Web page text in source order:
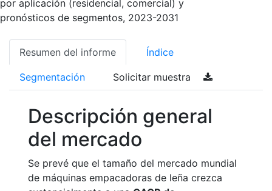
por aplicación (residencial, comercial) y
pronósticos de segmentos, 2023-2031
Resumen del informe Índice
Segmentación Solicitar muestra
Descripción general
del mercado
Se prevé que el tamaño del mercado mundial
de máquinas empacadoras de leña crezca